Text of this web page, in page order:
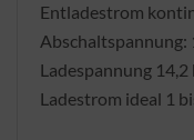
Entladestrom
Abschaltspannung:
Ladespannung 14,2
Ladestrom ideal 1